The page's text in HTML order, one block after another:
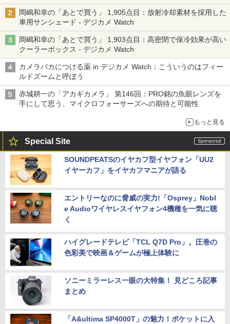
る「Filmator」
岡嶋和幸の「あとで買う」 1,905点目：放射冷却素材を採用した
車用サンシェード - デジカメ Watch
岡嶋和幸の「あとで買う」 1,903点目：高密閉で保冷効果が高い
クーラーボックス - デジカメ Watch
カメラバカにつける薬 in デジカメ Watch：こういうのはフィー
ルドズームと呼ぼう
赤城耕一の「アカギカメラ」 第146回：PRO銘の魚眼レンズを
手にして思う、マイクロフォーサーズへの期待と可能性
もっと見る
Special Site
SOUNDPEATSのイヤカフ型イヤフォン「UU2
イヤーカフ」をイヤカフマニアが語る
エントリーなのに脅威の実力!「Osprey」Nobl
e Audioワイヤレスイヤフォン4機種を一気に聴
く
ハイグレードテレビ「TCL Q7D Pro」。圧巻の
色彩美で映画＆ゲームが極上体験に
ソニーミラーレス一眼の大特集！ 見どころ記事
まとめ
「A&ultima SP4000T」の魅力！ポケットに入